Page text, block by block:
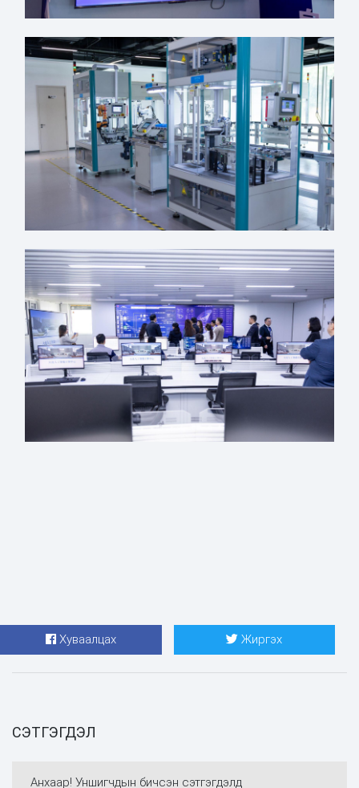
Хуваалцах Жиргэх
СЭТГЭГДЭЛ
Анхаар! Уншигчдын бичсэн сэтгэгдэлд